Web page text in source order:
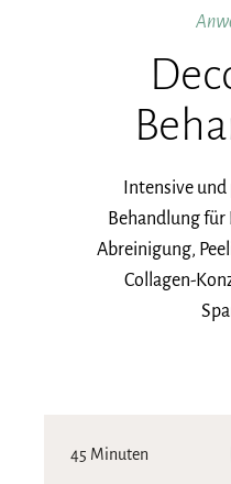
Intensive
Behandlung für
Abreinigung,
Collagen-
45 Minuten